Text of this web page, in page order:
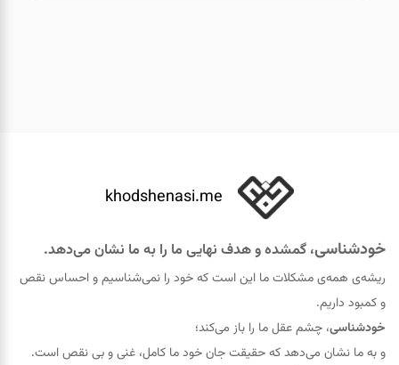
khodshenasi.me
خودشناسی، گمشده و هدف نهایی ما را به ما نشان می‌دهد.
ریشه‌ی همه‌ی مشکلات ما این است که خود را نمی‌شناسیم و احساس نقص
و کمبود داریم.
خودشناسی، چشم عقل ما را باز می‌کند؛
و به ما نشان می‌دهد که حقيقت جان خود ما کامل، غنی و بی نقص است.